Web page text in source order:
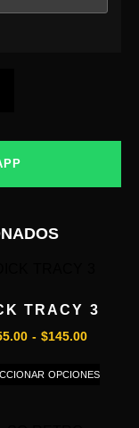
TRACY 3
- $145.00
OPCIONES